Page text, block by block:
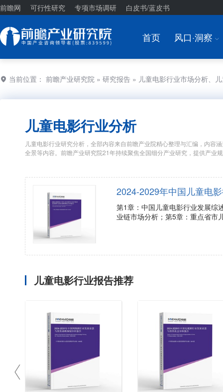
前瞻网 可行性研究 专项市场调研 白皮书/蓝皮书
首页 风口·洞察 I
当前位置： 前瞻产业研究院 » 研究报告 » 儿童电影行业市场分析、
儿童电影行业分析
儿童电影行业研究分析，全部内容来自前瞻产业院精心整理与汇编，内容
全景等内容。前瞻产业研究院21年持续聚焦全国细分产业研究，提供产业
2024-2029年中国儿童电
第1章：中国儿童电影行业发展综
业链市场分析；第5章：重点省市
儿童电影行业报告推荐